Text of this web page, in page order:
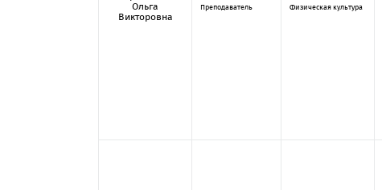
Ольга
Викторовна
Преподаватель Физическая культура